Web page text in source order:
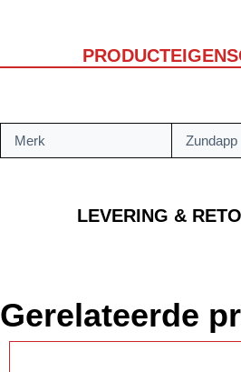
LEVERING &
Merk Zundapp
Gerelateerde